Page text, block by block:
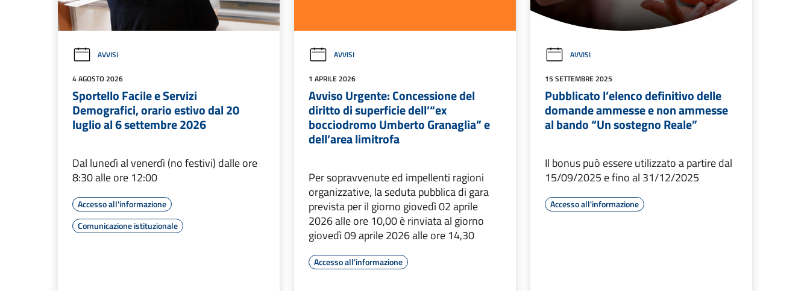
AVVISI
4 AGOSTO 2026
Sportello Facile e Servizi
Demografici, orario estivo dal 20
luglio al 6 settembre 2026
Dal lunedì al venerdì (no festivi) dalle ore
8:30 alle ore 12:00
Accesso all'informazione
Comunicazione istituzionale
AVVISI
1 APRILE 2026
Avviso Urgente: Concessione del
diritto di superficie dell’“ex
bocciodromo Umberto Granaglia” e
dell’area limitrofa
Per sopravvenute ed impellenti ragioni
organizzative, la seduta pubblica di gara
prevista per il giorno giovedì 02 aprile
2026 alle ore 10,00 è rinviata al giorno
giovedì 09 aprile 2026 alle ore 14,30
Accesso all'informazione
AVVISI
15 SETTEMBRE 2025
Pubblicato l’elenco definitivo delle
domande ammesse e non ammesse
al bando “Un sostegno Reale”
Il bonus può essere utilizzato a partire dal
15/09/2025 e fino al 31/12/2025
Accesso all'informazione